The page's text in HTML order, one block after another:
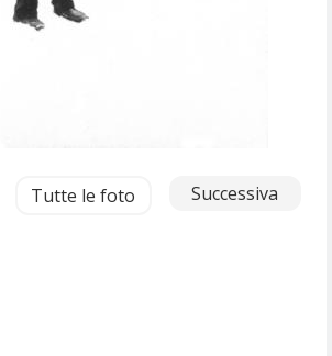
Tutte le foto Successiva